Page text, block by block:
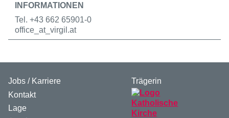
INFORMATIONEN
Tel. +43 662 65901-0
office _at_virgil.at
Jobs / Karriere
Kontakt
Lage
Trägerin